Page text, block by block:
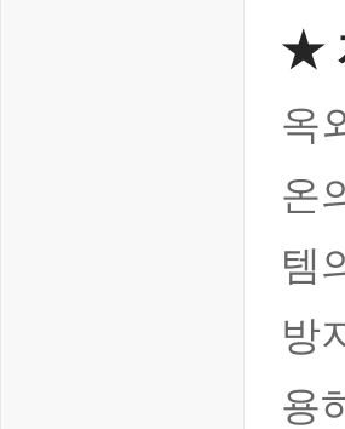
★
옥
온
템
방
용